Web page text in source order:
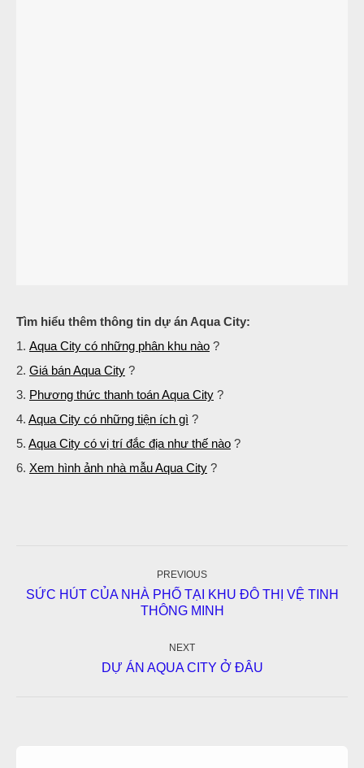
Tìm hiểu thêm thông tin dự án Aqua City:
1. Aqua City có những phân khu nào ?
2. Giá bán Aqua City ?
3. Phương thức thanh toán Aqua City ?
4. Aqua City có những tiện ích gì ?
5. Aqua City có vị trí đắc địa như thế nào ?
6. Xem hình ảnh nhà mẫu Aqua City ?
PREVIOUS
Previous
post:
SỨC HÚT CỦA NHÀ PHỐ TẠI KHU ĐÔ THỊ VỆ TINH
THÔNG MINH
NEXT
Next
DỰ ÁN AQUA CITY Ở ĐÂU